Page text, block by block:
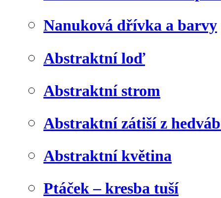
Nanuková dřívka a barvy
Abstraktní loď
Abstraktní strom
Abstraktní zátiší z
Abstraktní květina
Ptáček – kresba tuší